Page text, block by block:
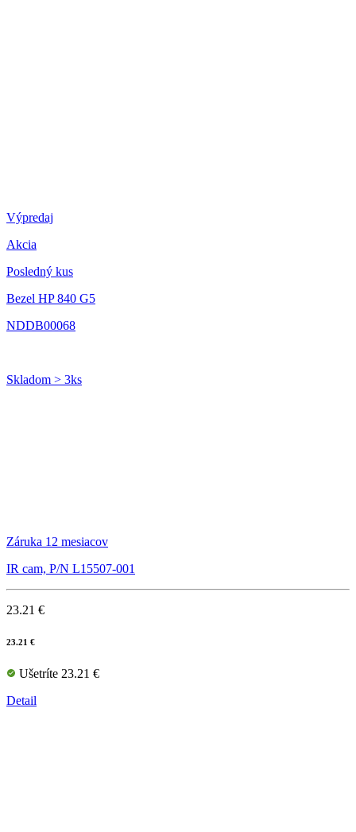
Výpredaj
Akcia
Posledný kus
Bezel HP 840 G5
NDDB00068
Skladom > 3ks
Záruka 12 mesiacov
IR cam, P/N L15507-001
23.21 €
23.21 €
Ušetríte 23.21 €
Detail